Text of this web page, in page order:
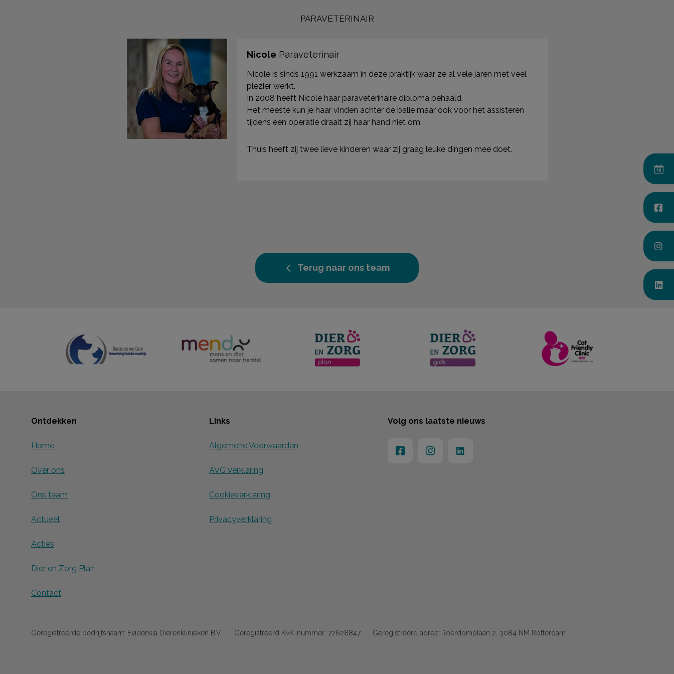
PARAVETERINAIR
Nicole Paraveterinair
Nicole is sinds 1991 werkzaam in deze praktijk waar ze al vele jaren met veel
plezier werkt.
In 2008 heeft Nicole haar paraveterinaire diploma behaald.
Het meeste kun je haar vinden achter de balie maar ook voor het assisteren
tijdens een operatie draait zij haar hand niet om.
Thuis heeft zij twee lieve kinderen waar zij graag leuke dingen mee doet.
Terug naar ons team
Ontdekken
Home
Over ons
Ons team
Actueel
Acties
Dier en Zorg Plan
Contact
Links
Algemene Voorwaarden
AVG Verklaring
Cookieverklaring
Privacyverklaring
Volg ons laatste nieuws
Geregistreerde bedrijfsnaam: Evidensia Dierenklinieken B.V. Geregistreerd KvK-nummer: 72628847 Geregistreerd adres: Roerdomplaan 2, 3084 NM Rotterdam